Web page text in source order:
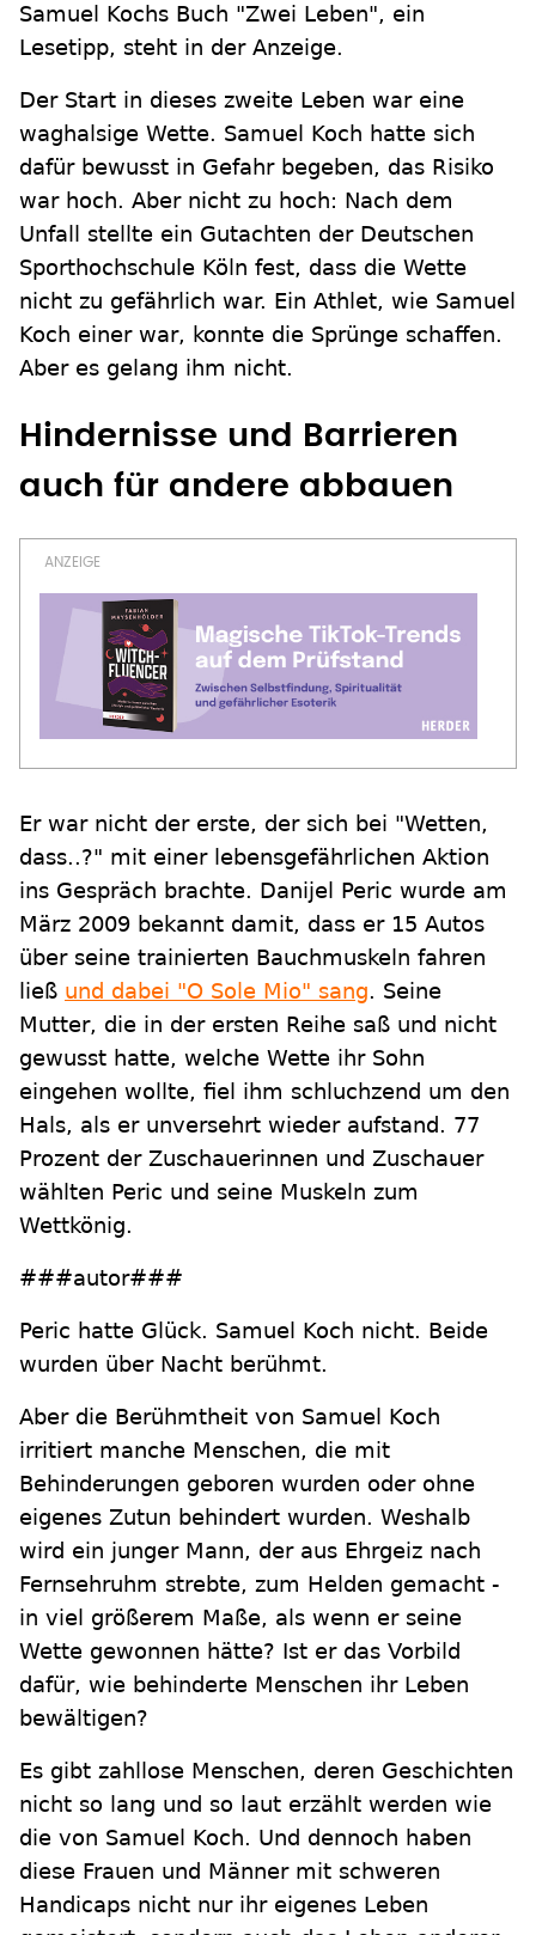
Samuel Kochs Buch "Zwei Leben", ein
Lesetipp, steht in der Anzeige.
Der Start in dieses zweite Leben war eine
waghalsige Wette. Samuel Koch hatte sich
dafür bewusst in Gefahr begeben, das Risiko
war hoch. Aber nicht zu hoch: Nach dem
Unfall stellte ein Gutachten der Deutschen
Sporthochschule Köln fest, dass die Wette
nicht zu gefährlich war. Ein Athlet, wie Samuel
Koch einer war, konnte die Sprünge schaffen.
Aber es gelang ihm nicht.
Hindernisse und Barrieren
auch für andere abbauen
Er war nicht der erste, der sich bei "Wetten,
dass..?" mit einer lebensgefährlichen Aktion
ins Gespräch brachte. Danijel Peric wurde am
März 2009 bekannt damit, dass er 15 Autos
über seine trainierten Bauchmuskeln fahren
ließ und dabei "O Sole Mio" sang. Seine
Mutter, die in der ersten Reihe saß und nicht
gewusst hatte, welche Wette ihr Sohn
eingehen wollte, fiel ihm schluchzend um den
Hals, als er unversehrt wieder aufstand. 77
Prozent der Zuschauerinnen und Zuschauer
wählten Peric und seine Muskeln zum
Wettkönig.
###autor###
Peric hatte Glück. Samuel Koch nicht. Beide
wurden über Nacht berühmt.
Aber die Berühmtheit von Samuel Koch
irritiert manche Menschen, die mit
Behinderungen geboren wurden oder ohne
eigenes Zutun behindert wurden. Weshalb
wird ein junger Mann, der aus Ehrgeiz nach
Fernsehruhm strebte, zum Helden gemacht -
in viel größerem Maße, als wenn er seine
Wette gewonnen hätte? Ist er das Vorbild
dafür, wie behinderte Menschen ihr Leben
bewältigen?
Es gibt zahllose Menschen, deren Geschichten
nicht so lang und so laut erzählt werden wie
die von Samuel Koch. Und dennoch haben
diese Frauen und Männer mit schweren
Handicaps nicht nur ihr eigenes Leben